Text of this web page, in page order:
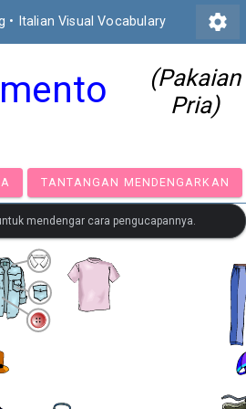
• Italian Visual Vocabulary settings
(Pakaian
Pria)
TANTANGAN
mendengar cara pengucapannya.